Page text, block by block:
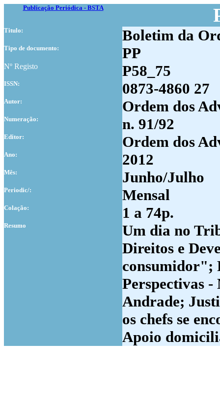
Publicação Periódica - BSTA
Titulo: Boletim da
Tipo de documento: PP
Nº Registo P58_75
ISSN: 0873-4860 27
Autor: Ordem dos
Numeração: n. 91/92
Editor: Ordem dos
Ano: 2012
Mês: Junho/Julho
Periodic/: Mensal
Colação: 1 a 74p.
Resumo
Um dia no
Direitos e
consumidor";
Perspectivas
Andrade;
os chefs se
Apoio